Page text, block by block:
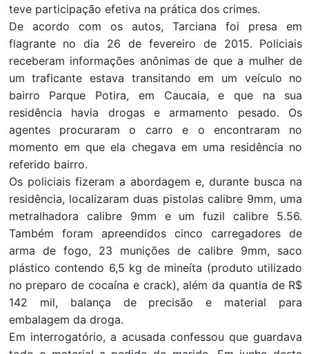
teve participação efetiva na prática dos crimes.
De acordo com os autos, Tarciana foi presa em
flagrante no dia 26 de fevereiro de 2015. Policiais
receberam informações anônimas de que a mulher de
um traficante estava transitando em um veículo no
bairro Parque Potira, em Caucaia, e que na sua
residência havia drogas e armamento pesado. Os
agentes procuraram o carro e o encontraram no
momento em que ela chegava em uma residência no
referido bairro.
Os policiais fizeram a abordagem e, durante busca na
residência, localizaram duas pistolas calibre 9mm, uma
metralhadora calibre 9mm e um fuzil calibre 5.56.
Também foram apreendidos cinco carregadores de
arma de fogo, 23 munições de calibre 9mm, saco
plástico contendo 6,5 kg de mineíta (produto utilizado
no preparo de cocaína e crack), além da quantia de R$
142 mil, balança de precisão e material para
embalagem da droga.
Em interrogatório, a acusada confessou que guardava